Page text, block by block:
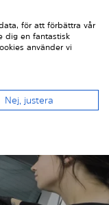
med en lätt
för att förbättra vår
dig en fantastisk
använder vi
Nej, justera